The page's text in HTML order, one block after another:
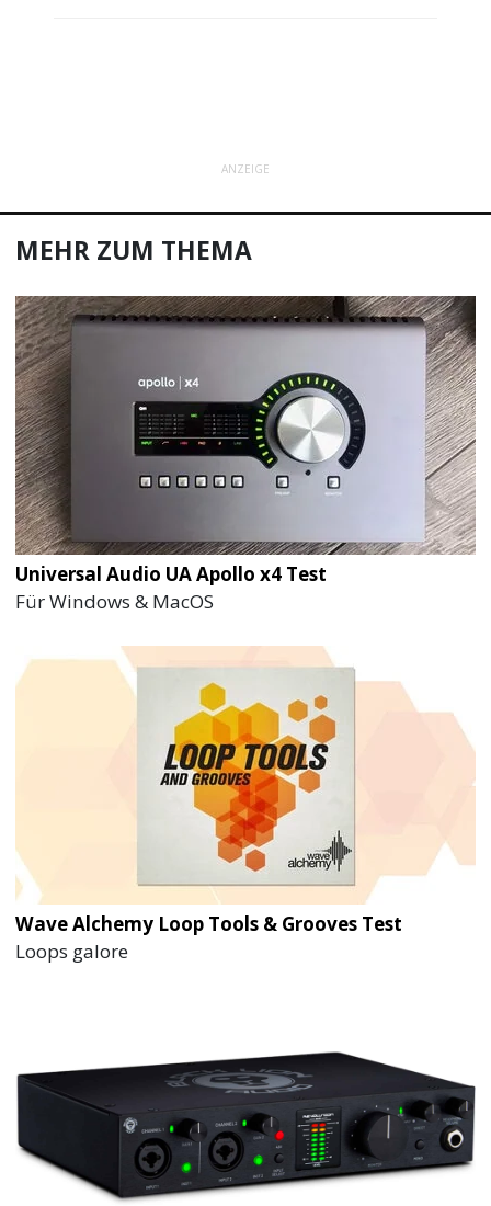
ANZEIGE
MEHR ZUM THEMA
Universal Audio UA Apollo x4 Test
Für Windows & MacOS
Wave Alchemy Loop Tools & Grooves Test
Loops galore